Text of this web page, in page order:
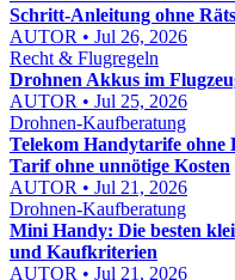
Schritt-Anleitung ohne
AUTOR • Jul 26, 2026
Recht & Flugregeln
Drohnen Akkus im
AUTOR • Jul 25, 2026
Drohnen-Kaufberatung
Telekom Handytarife ohne
Tarif ohne unnötige Kosten
AUTOR • Jul 21, 2026
Drohnen-Kaufberatung
Mini Handy: Die besten
und Kaufkriterien
AUTOR • Jul 21, 2026